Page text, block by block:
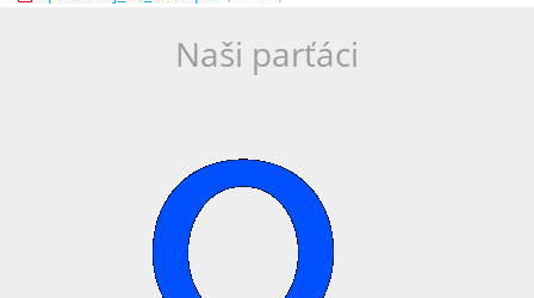
Naši parťáci